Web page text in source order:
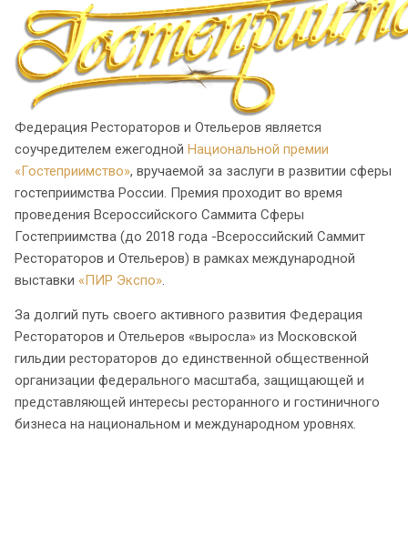
Федерация Рестораторов и Отельеров является
соучредителем ежегодной Национальной премии
«Гостеприимство», вручаемой за заслуги в развитии сферы
гостеприимства России. Премия проходит во время
проведения Всероссийского Саммита Сферы
Гостеприимства (до 2018 года -Всероссийский Саммит
Рестораторов и Отельеров) в рамках международной
выставки «ПИР Экспо».
За долгий путь своего активного развития Федерация
Рестораторов и Отельеров «выросла» из Московской
гильдии рестораторов до единственной общественной
организации федерального масштаба, защищающей и
представляющей интересы ресторанного и гостиничного
бизнеса на национальном и международном уровнях.